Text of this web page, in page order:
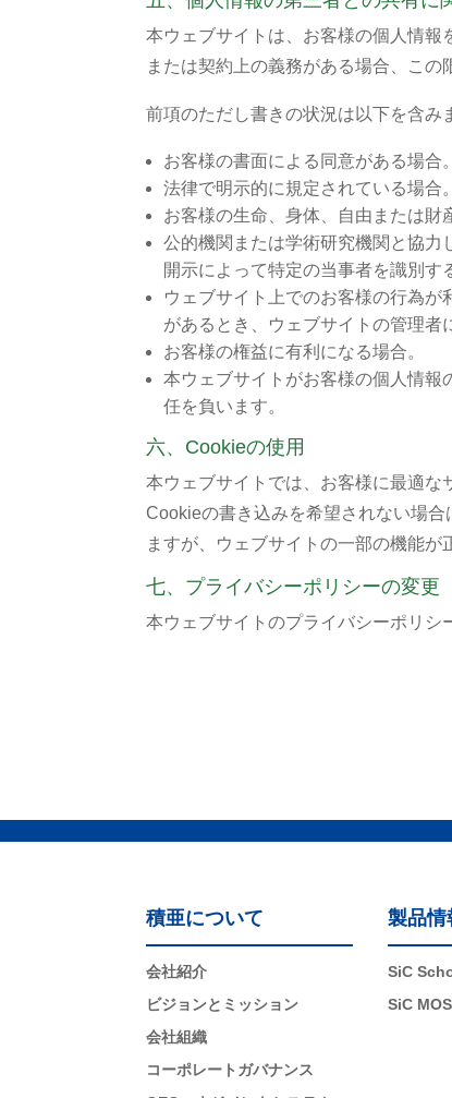
本ウェブサイトは、お客様の個人情
または契約上の義務がある場合、この
前項のただし書きの状況は以下を含み
お客様の書面による同意がある場合。
法律で明示的に規定されている場合。
お客様の生命、身体、自由または財
公的機関または学術研究機関と協
開示によって特定の当事者を識別す
ウェブサイト上でのお客様の行為
があるとき、ウェブサイトの管理者
お客様の権益に有利になる場合。
本ウェブサイトがお客様の個人情
任を負います。
六、Cookieの使用
本ウェブサイトでは、お客様に最適な
Cookieの書き込みを希望されない場
ますが、ウェブサイトの一部の機能が
七、プライバシーポリシーの変更
本ウェブサイトのプライバシーポリシ
積亜について
会社紹介
ビジョンとミッション
会社組織
コーポレートガバナンス
製品情
SiC
SiC